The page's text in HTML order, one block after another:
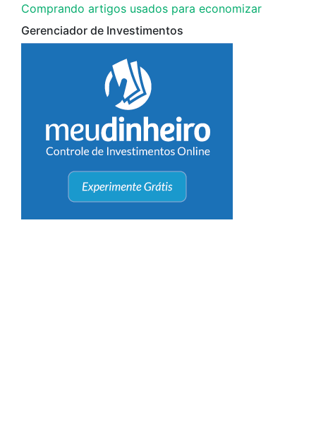
Comprando artigos usados para economizar
Gerenciador de Investimentos